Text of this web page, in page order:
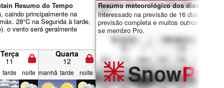
Resumo do Tempo
caindo principalmente na
28°C na Segunda à tarde,
o vento será geralmente
Terça
11
Quarta
12
tarde noite manhã tarde noite
Resumo meteorológico dos dias 7-16:
Interessado na previsão de 16 dias?
previsão completa e muitos outros
se membro Pro.
SnowPro